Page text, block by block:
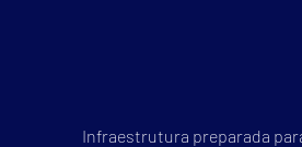
Infraestrutura preparada